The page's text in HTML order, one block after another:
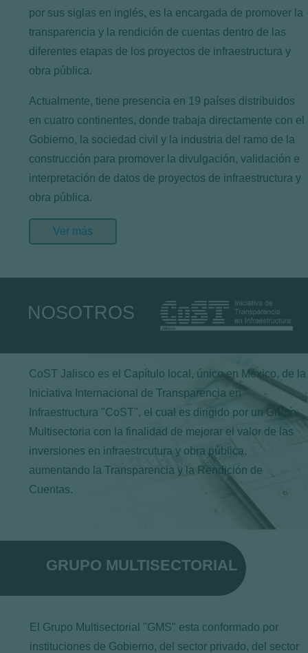
por sus siglas en inglés, es la encargada de promover la
transparencia y la rendición de cuentas dentro de las
diferentes etapas de los proyectos de infraestructura y
obra pública.
Actualmente, tiene presencia en 19 países distribuidos
en cuatro continentes, donde trabaja directamente con el
Gobierno, la sociedad civil y la industria del ramo de la
construcción para promover la divulgación, validación e
interpretación de datos de proyectos de infraestructura y
obra pública.
Ver más
NOSOTROS
CoST Jalisco es el Capítulo local, único en México, de la
Iniciativa Internacional de Transparencia en
Infraestructura "CoST", el cual es dirigido por un Grupo
Multisectoria con la finalidad de mejorar el valor de las
inversiones en infraestrcutura y obra pública,
aumentando la Transparencia y la Rendición de
Cuentas.
GRUPO MULTISECTORIAL
El Grupo Multisectorial "GMS" esta conformado por
instituciones de Gobierno, del sector privado, del sector